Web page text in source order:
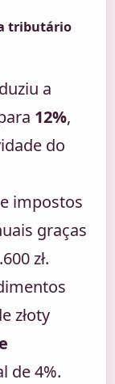
tributário
a
12%,
do
impostos
graças
zł.
złoty
de 4%.